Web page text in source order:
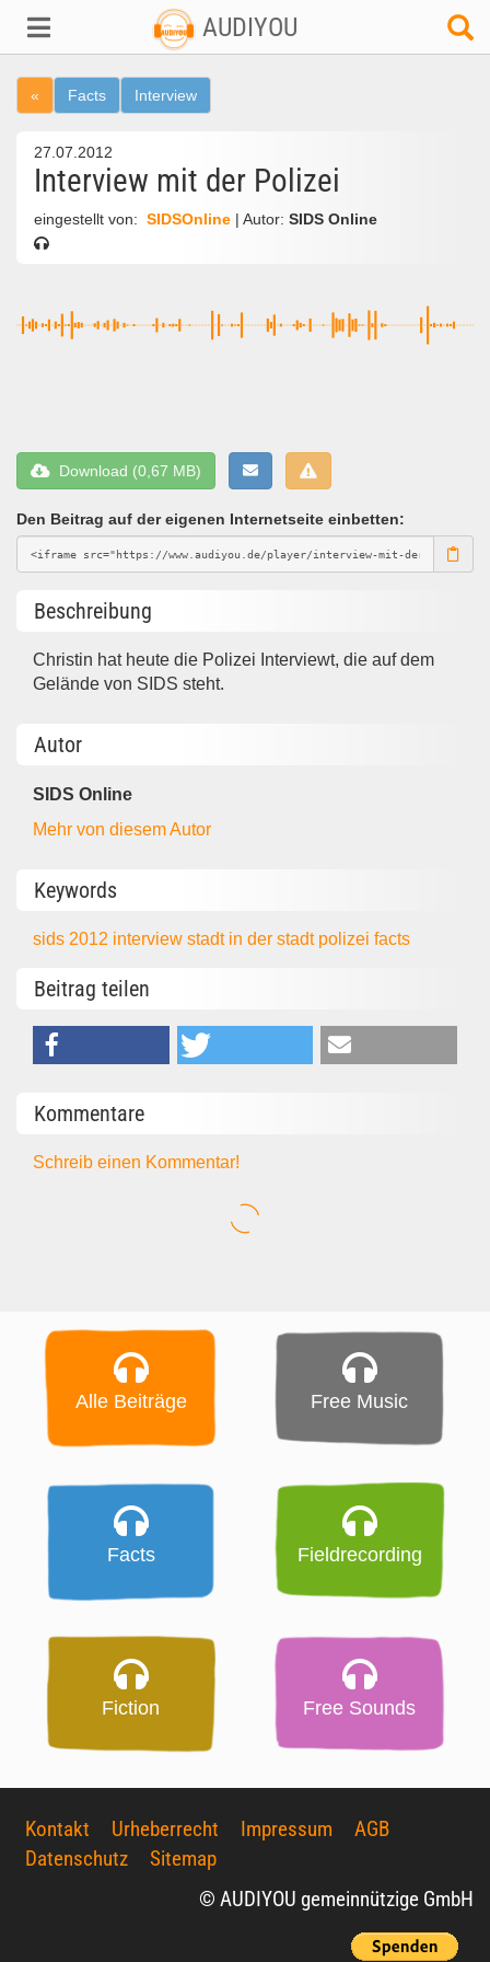
AUDIYOU
« Facts Interview
27.07.2012
Interview mit der Polizei
eingestellt von: SIDSOnline | Autor: SIDS Online
Download (0,67 MB)
Den Beitrag auf der eigenen Internetseite einbetten:
Beschreibung
Christin hat heute die Polizei Interviewt, die auf dem
Gelände von SIDS steht.
Autor
SIDS Online
Mehr von diesem Autor
Keywords
sids 2012 interviewstadt in der stadt polizeifacts
Beitrag teilen
Kommentare
Schreib einen Kommentar!
Alle Beiträge Free Music
Facts Fieldrecording
Fiction Free Sounds
Kontakt Urheberrecht Impressum
AGB
Datenschutz
Sitemap
© AUDIYOU gemeinnützige GmbH